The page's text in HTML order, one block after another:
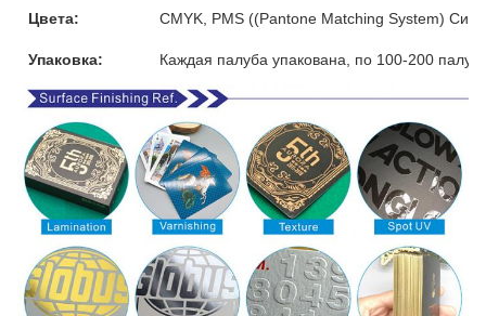
Цвета: CMYK, PMS ((Pantone Matching System)
Упаковка: Каждая палуба упакована, по 100-200 палуб